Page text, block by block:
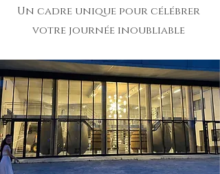
Un cadre unique pour célébrer
votre journée inoubliable